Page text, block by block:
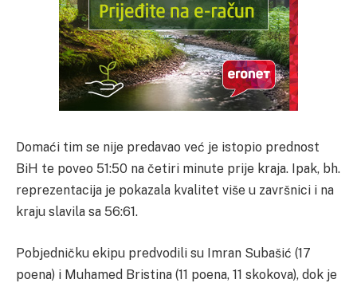
Domaći tim se nije predavao već je istopio prednost
BiH te poveo 51:50 na četiri minute prije kraja. Ipak, bh.
reprezentacija je pokazala kvalitet više u završnici i na
kraju slavila sa 56:61.
Pobjedničku ekipu predvodili su Imran Subašić (17
poena) i Muhamed Bristina (11 poena, 11 skokova), dok je